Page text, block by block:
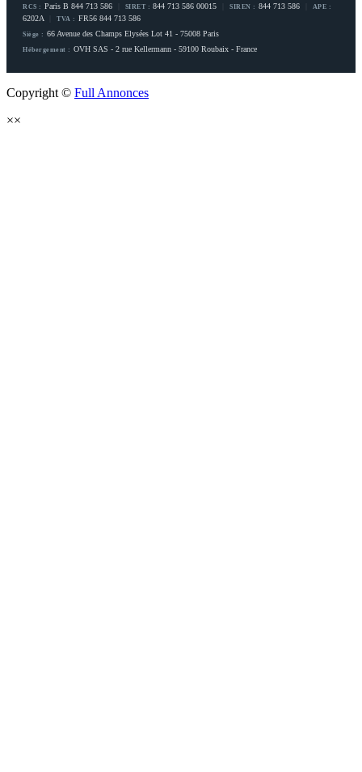
RCS : Paris B 844 713 586 SIRET : 844 713 586 00015 SIREN : 844 713 586 APE :
6202A TVA : FR56 844 713 586
Siège : 66 Avenue des Champs Elysées Lot 41 - 75008 Paris
Hébergement : OVH SAS - 2 rue Kellermann - 59100 Roubaix - France
Copyright © Full Annonces
××